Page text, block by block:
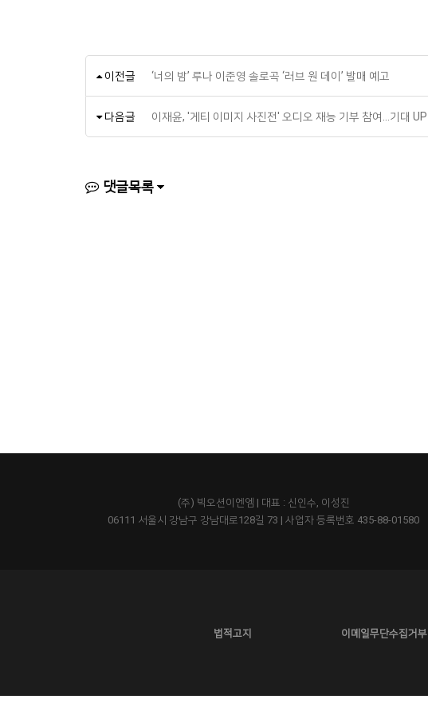
이전글 ‘너의 밤’ 루나 이준영 솔로곡 ‘러브 원 데이’ 발매 예고
다음글 이재윤, '게티 이미지 사진전' 오디오 재능 기부 참여…기대 UP
댓글목록
(주) 빅오션이엔엠 | 대표 : 신인수, 이성진
06111 서울시 강남구 강남대로128길 73 | 사업자 등록번호 435-88-01580
법적고지 이메일무단수집거부